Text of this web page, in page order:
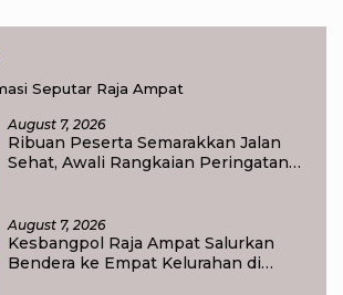
Seputar Raja Ampat
August 7, 2026
Ribuan Peserta Semarakkan Jalan
Sehat, Awali Rangkaian Peringatan
August 7, 2026
Kesbangpol Raja Ampat Salurkan
Bendera ke Empat Kelurahan di